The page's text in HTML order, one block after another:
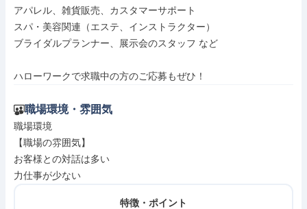
アパレル、雑貨販売、カスタマーサポート
スパ・美容関連（エステ、インストラクター）
ブライダルプランナー、展示会のスタッフ など
ハローワークで求職中の方のご応募もぜひ！
職場環境・雰囲気
職場環境
【職場の雰囲気】
お客様との対話は多い
力仕事が少ない
特徴・ポイント